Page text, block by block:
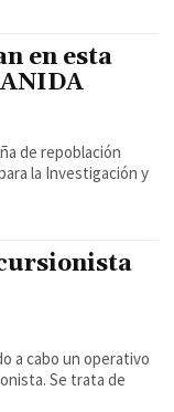
en esta
de repoblación
la Investigación y
a cabo un operativo
Se trata de